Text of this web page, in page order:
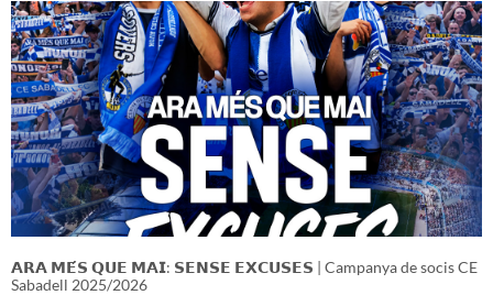
𝗔𝗥𝗔 𝗠𝗘́𝗦 𝗤𝗨𝗘 𝗠𝗔𝗜: 𝗦𝗘𝗡𝗦𝗘 𝗘𝗫𝗖𝗨𝗦𝗘𝗦 | Campanya de socis CE
Sabadell 2025/2026